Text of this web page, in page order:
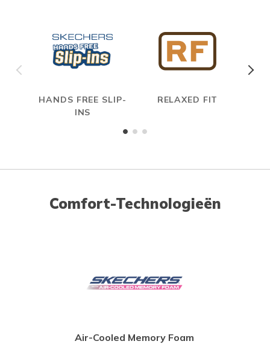
HANDS FREE SLIP-
INS
RELAXED FIT
Comfort-Technologieën
Air-Cooled Memory Foam